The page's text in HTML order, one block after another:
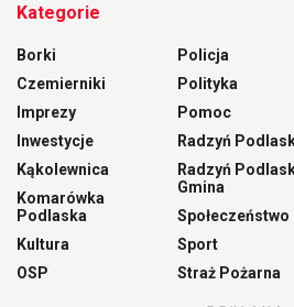
Kategorie
Borki
Czemierniki
Imprezy
Inwestycje
Kąkolewnica
Komarówka
Podlaska
Kultura
OSP
Policja
Polityka
Pomoc
Radzyń
Radzyń
Gmina
Społeczeństwo
Sport
Straż Pożarna